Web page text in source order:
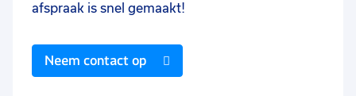
afspraak is snel gemaakt!
Neem contact op